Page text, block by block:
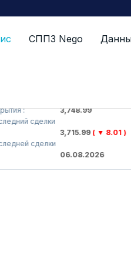
СППЗ Nego
:
3,748.99
сделки
3,715.99( ▼ 8.01 )
сделки
06.08.2026